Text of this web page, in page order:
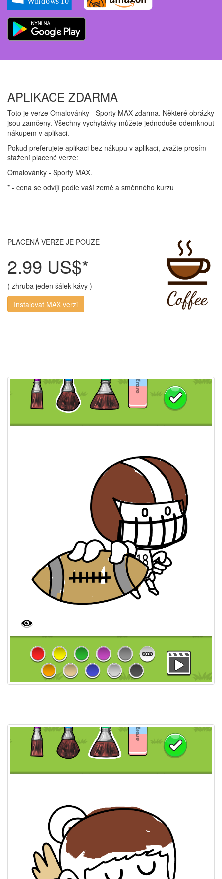
APLIKACE ZDARMA
Toto je verze Omalovánky - Sporty MAX zdarma. Některé obrázky
jsou zamčeny. Všechny vychytávky můžete jednoduše odemknout
nákupem v aplikaci.
Pokud preferujete aplikaci bez nákupu v aplikaci, zvažte prosím
stažení placené verze:
Omalovánky - Sporty MAX.
* - cena se odvíjí podle vaší země a směnného kurzu
PLACENÁ VERZE JE POUZE
2.99 US$*
( zhruba jeden šálek kávy )
Instalovat MAX verzi